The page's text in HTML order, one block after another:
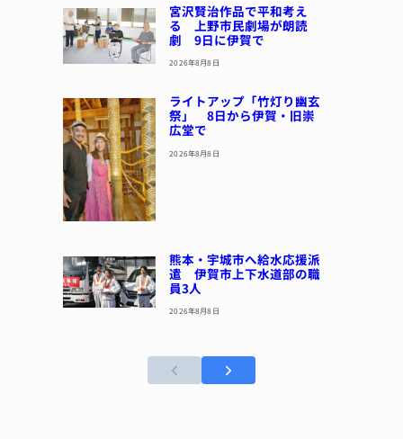
宮沢賢治作品で平和考え
る 上野市民劇場が朗読
劇 9日に伊賀で
2026年8月8日
ライトアップ「竹灯り幽玄
祭」 8日から伊賀・旧崇
広堂で
2026年8月8日
熊本・宇城市へ給水応援派
遣 伊賀市上下水道部の職
員3人
2026年8月8日